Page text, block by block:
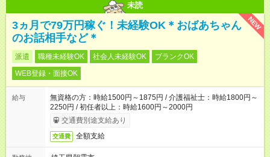
未読
NEW
3ヵ月で79万円稼ぐ！未経験OK＊おばあちゃん
のお話相手など＊
派遣 職種未経験OK 社会人未経験OK
ブランクOK
WEB登録・面接OK
給与
無資格の方：時給1500円～1875円 / 介護福祉士：時給1800円～
2250円 / 初任者以上：時給1600円～2000円
交通費別途支給あり
交通費 全額支給